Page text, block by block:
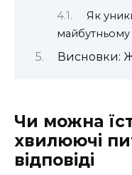
Як
майбутньому
Висновки:
Чи можна
хвилюючі
відповіді